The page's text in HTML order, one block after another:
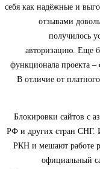
себя как надёжные и
отзывами
получилось
авторизацию. Еще
функционала проекта
В отличие от
Блокировки сайтов с
РФ и других стран СНГ.
РКН и мешают работе
официальный